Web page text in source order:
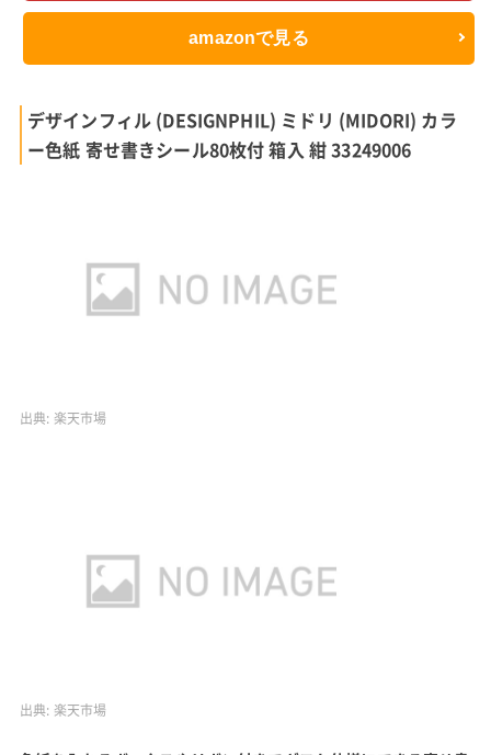
amazonで見る
デザインフィル (DESIGNPHIL) ミドリ (MIDORI) カラ
ー色紙 寄せ書きシール80枚付 箱入 紺 33249006
出典: 楽天市場
出典: 楽天市場